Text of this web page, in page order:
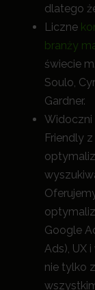
dlatego
Liczne
branży
świecie
Soulo,
Gardner.
Widoczni
Friendly
Google
Ads), UX
nie tylko